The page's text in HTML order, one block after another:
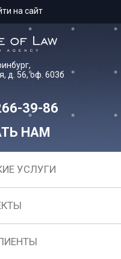
на сайт
д. 56, оф. 603б
39-86
НАМ
УСЛУГИ